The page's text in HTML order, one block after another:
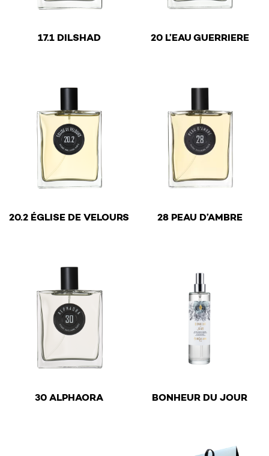
17.1 DILSHAD 20 L’EAU GUERRIERE
20.2 ÉGLISE DE VELOURS 28 PEAU D’AMBRE
30 ALPHAORA BONHEUR DU JOUR